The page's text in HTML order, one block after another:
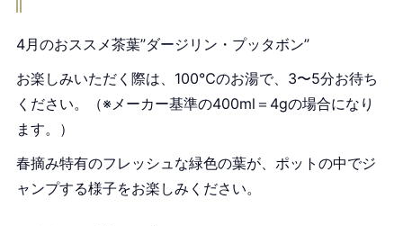
4月のおススメ茶葉”ダージリン・プッタボン”
お楽しみいただく際は、100℃のお湯で、3〜5分お待ち
ください。（※メーカー基準の400ml＝4gの場合になり
ます。）
春摘み特有のフレッシュな緑色の葉が、ポットの中でジ
ャンプする様子をお楽しみください。